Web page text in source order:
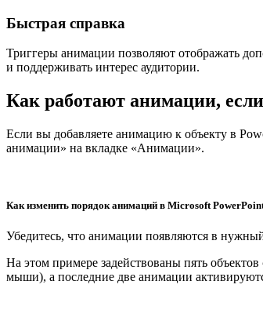
Быстрая справка
Триггеры анимации позволяют отображать
и поддерживать интерес аудитории.
Как работают анимации,
Если вы добавляете анимацию к объекту в
анимации» на вкладке «Анимации».
Как изменить порядок анимаций в Microsoft
Убедитесь, что анимации появляются в
На этом примере задействованы пять
мыши), а последние две анимации